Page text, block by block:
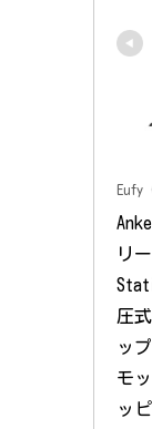
Eufy
リ
圧
ッ
モ
ッ